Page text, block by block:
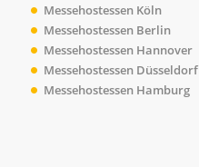
Messehostessen Köln
Messehostessen Berlin
Messehostessen Hannover
Messehostessen Düsseldorf
Messehostessen Hamburg